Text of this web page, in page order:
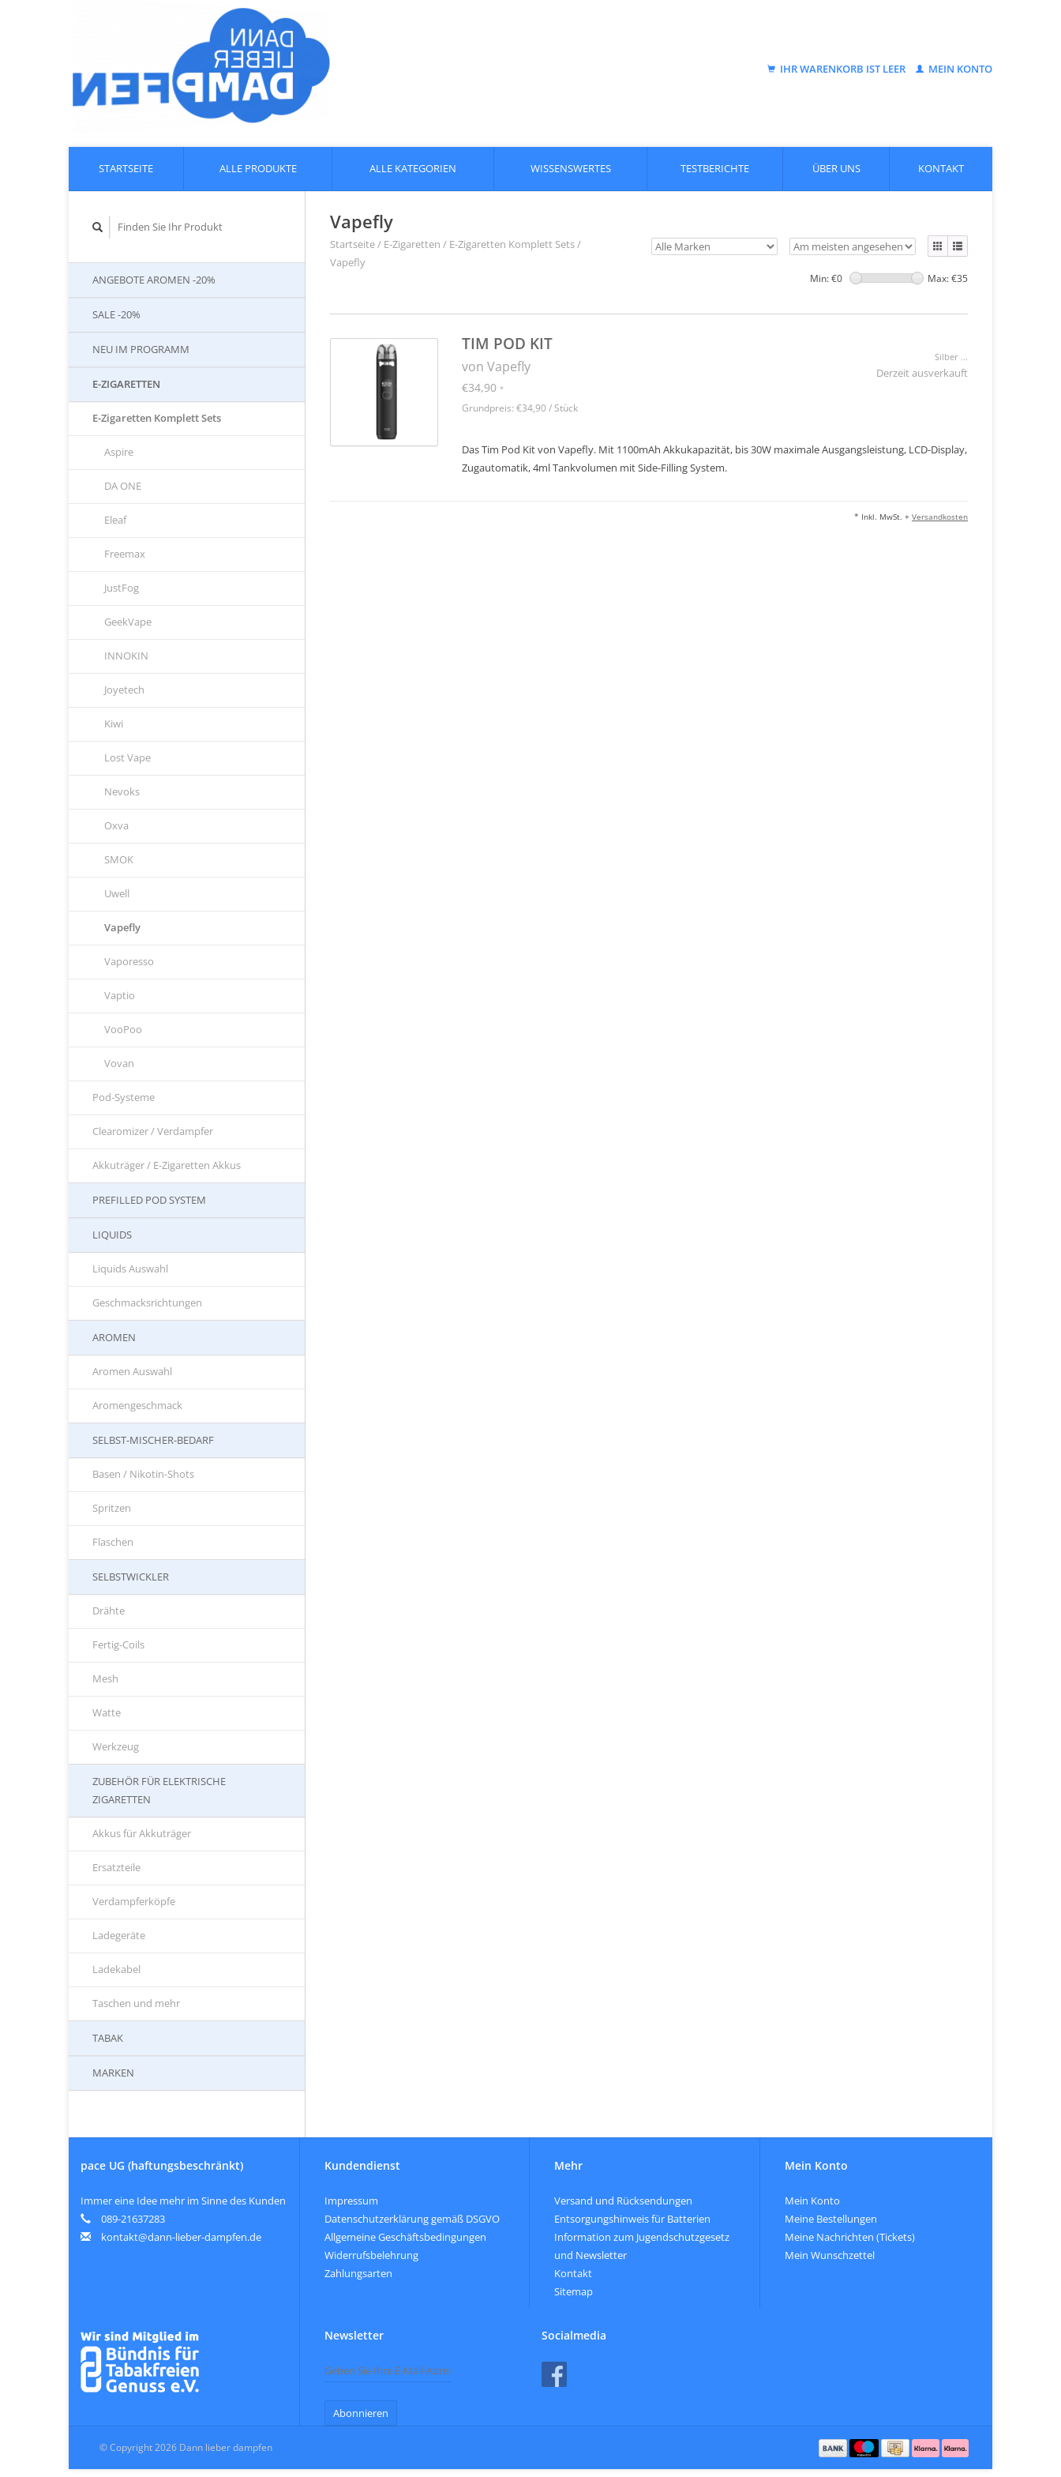
IHR WARENKORB IST LEER MEIN KONTO
STARTSEITE ALLE PRODUKTE ALLE KATEGORIEN WISSENSWERTES TESTBERICHTE ÜBER UNS KONTAKT
ANGEBOTE AROMEN -20%
SALE -20%
NEU IM PROGRAMM
E-ZIGARETTEN
E-Zigaretten Komplett Sets
Aspire
DA ONE
Eleaf
Freemax
JustFog
GeekVape
INNOKIN
Joyetech
Kiwi
Lost Vape
Nevoks
Oxva
SMOK
Uwell
Vapefly
Vaporesso
Vaptio
VooPoo
Vovan
Pod-Systeme
Clearomizer / Verdampfer
Akkuträger / E-Zigaretten Akkus
PREFILLED POD SYSTEM
LIQUIDS
Liquids Auswahl
Geschmacksrichtungen
AROMEN
Aromen Auswahl
Aromengeschmack
SELBST-MISCHER-BEDARF
Basen / Nikotin-Shots
Spritzen
Flaschen
SELBSTWICKLER
Drähte
Fertig-Coils
Mesh
Watte
Werkzeug
ZUBEHÖR FÜR ELEKTRISCHE
ZIGARETTEN
Akkus für Akkuträger
Ersatzteile
Verdampferköpfe
Ladegeräte
Ladekabel
Taschen und mehr
TABAK
MARKEN
Vapefly
Startseite/ E-Zigaretten / E-Zigaretten Komplett Sets/
Vapefly
Min: €0 Max: €35
TIM POD KIT
von Vapefly
€34,90 *
Grundpreis: €34,90 / Stück
Silber ...
Derzeit ausverkauft
Das Tim Pod Kit von Vapefly. Mit 1100mAh Akkukapazität, bis 30W maximale Ausgangsleistung, LCD-Display,
Zugautomatik, 4ml Tankvolumen mit Side-Filling System.
* Inkl. MwSt. + Versandkosten
pace UG (haftungsbeschränkt)
Immer eine Idee mehr im Sinne des Kunden
089-21637283
kontakt@dann-lieber-dampfen.de
Kundendienst
Impressum
Datenschutzerklärung gemäß DSGVO
Allgemeine Geschäftsbedingungen
Widerrufsbelehrung
Zahlungsarten
Mehr
Versand und Rücksendungen
Entsorgungshinweis für Batterien
Information zum Jugendschutzgesetz
und Newsletter
Kontakt
Sitemap
Mein Konto
Mein Konto
Meine Bestellungen
Meine Nachrichten (Tickets)
Mein Wunschzettel
Newsletter
Abonnieren
Socialmedia
© Copyright 2026 Dann lieber dampfen